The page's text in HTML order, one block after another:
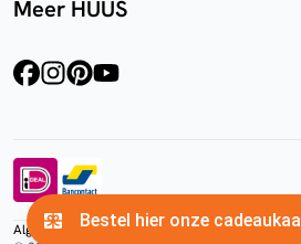
Meer HUUS
facebookinstagram
pinterest
youtube
Algemene voorwaardenPrivacyverklaringCookies